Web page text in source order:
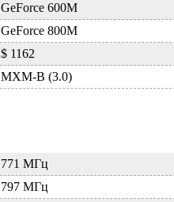
GeForce 600M
GeForce 800M
$ 1162
MXM-B (3.0)
771 МГц
797 МГц